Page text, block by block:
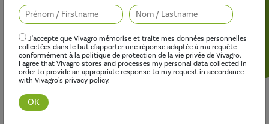
J'accepte que Vivagro mémorise et traite mes données personnelles
collectées dans le but d'apporter une réponse adaptée à ma requête
conformément à la politique de protection de la vie privée de Vivagro.
I agree that Vivagro stores and processes my personal data collected in
order to provide an appropriate response to my request in accordance
with Vivagro's privacy policy.